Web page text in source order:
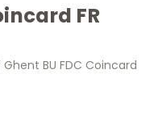
FR
BU FDC Coincard